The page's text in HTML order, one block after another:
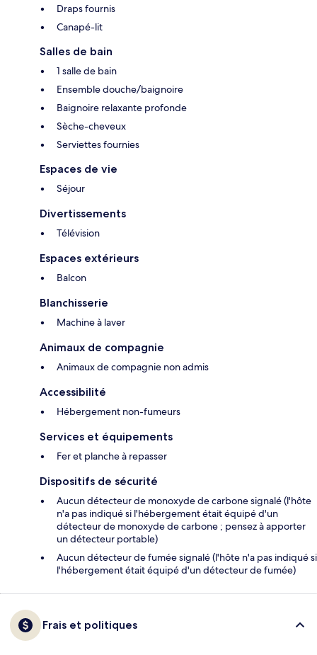
Draps fournis
Canapé-lit
Salles de bain
1 salle de bain
Ensemble douche/baignoire
Baignoire relaxante profonde
Sèche-cheveux
Serviettes fournies
Espaces de vie
Séjour
Divertissements
Télévision
Espaces extérieurs
Balcon
Blanchisserie
Machine à laver
Animaux de compagnie
Animaux de compagnie non admis
Accessibilité
Hébergement non-fumeurs
Services et équipements
Fer et planche à repasser
Dispositifs de sécurité
Aucun détecteur de monoxyde de carbone signalé (l'hôte
n'a pas indiqué si l'hébergement était équipé d'un
détecteur de monoxyde de carbone ; pensez à apporter
un détecteur portable)
Aucun détecteur de fumée signalé (l'hôte n'a pas indiqué si
l'hébergement était équipé d'un détecteur de fumée)
Frais et politiques